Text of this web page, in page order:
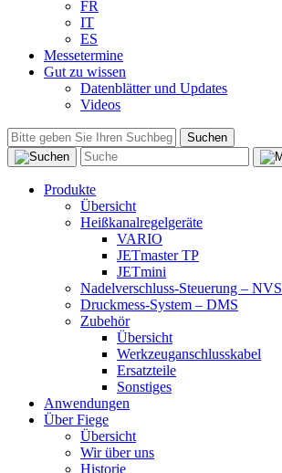
FR
IT
ES
Messetermine
Gut zu wissen
Datenblätter und Updates
Videos
Suchen
Produkte
Übersicht
Heißkanalregelgeräte
VARIO
JETmaster TP
JETmini
Nadelverschluss-Steuerung – NVS
Druckmess-System – DMS
Zubehör
Übersicht
Werkzeuganschlusskabel
Ersatzteile
Sonstiges
Anwendungen
Über Fiege
Übersicht
Wir über uns
Historie